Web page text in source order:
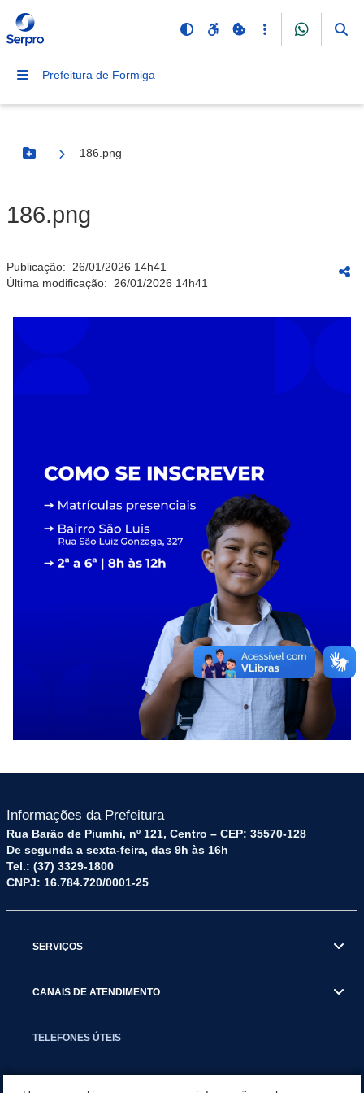
Prefeitura de Formiga
Botão Menu
186.png
186.png
Publicação: 26/01/2026 14h41
Última modificação: 26/01/2026 14h41
Informações da Prefeitura
Rua Barão de Piumhi, nº 121, Centro – CEP: 35570-128
De segunda a sexta-feira, das 9h às 16h
Tel.: (37) 3329-1800
CNPJ: 16.784.720/0001-25
SERVIÇOS
CANAIS DE ATENDIMENTO
TELEFONES ÚTEIS